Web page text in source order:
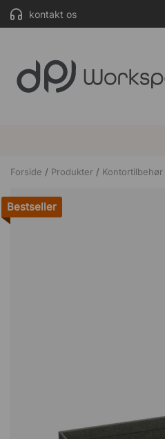
kontakt os
Forside Produkter Kontortilbehør
Bestseller